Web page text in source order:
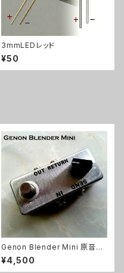
3mmLEDレッド
¥50
Genon Blender Mini 原音ブ
レンドキット【BASIC KIT】
¥4,500